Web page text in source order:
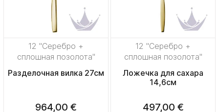
12 "Серебро +
сплошная позолота"
Разделочная вилка 27см
964,00 €
12 "Серебро +
сплошная позолота"
Ложечка для сахара
14,6см
497,00 €